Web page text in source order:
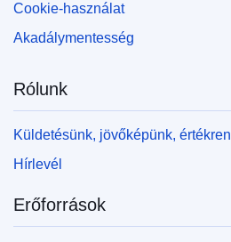
Cookie-használat
Akadálymentesség
Rólunk
Küldetésünk, jövőképünk,
Hírlevél
Erőforrások